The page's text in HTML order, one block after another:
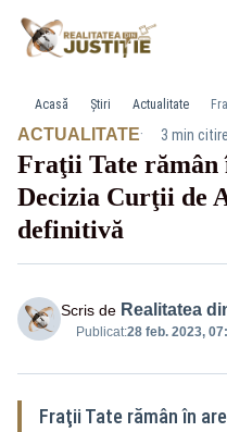
Acasă Știri Actualitate
ACTUALITATE· 3 min citire
Fraţii Tate rămân
Decizia Curţii de
definitivă
Scris de Realitatea
Publicat:28 feb. 2023,
Fraţii Tate rămân în